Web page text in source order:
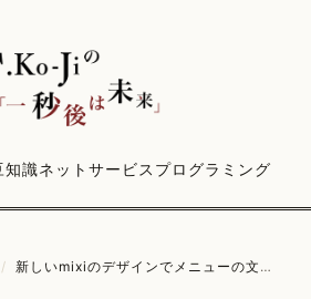
知識ネットサービス プログラミング
/ 新しいmixiのデザインでメニューの文字がつぶれて見づらいのですが